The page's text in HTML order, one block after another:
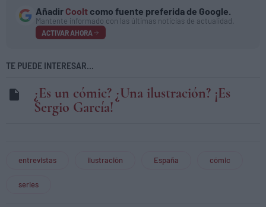
Añadir Coolt como fuente preferida de Google.
Mantente informado con las últimas noticias de actualidad.
ACTIVAR AHORA
TE PUEDE INTERESAR...
¿Es un cómic? ¿Una ilustración? ¡Es
Sergio García!
entrevistas ilustración España cómic
series